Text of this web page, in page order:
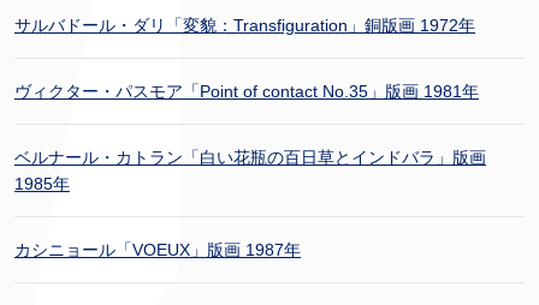
サルバドール・ダリ「変貌：Transfiguration」銅版画 1972年
ヴィクター・パスモア「Point of contact No.35」版画 1981年
ベルナール・カトラン「白い花瓶の百日草とインドバラ」版画
1985年
カシニョール「VOEUX」版画 1987年